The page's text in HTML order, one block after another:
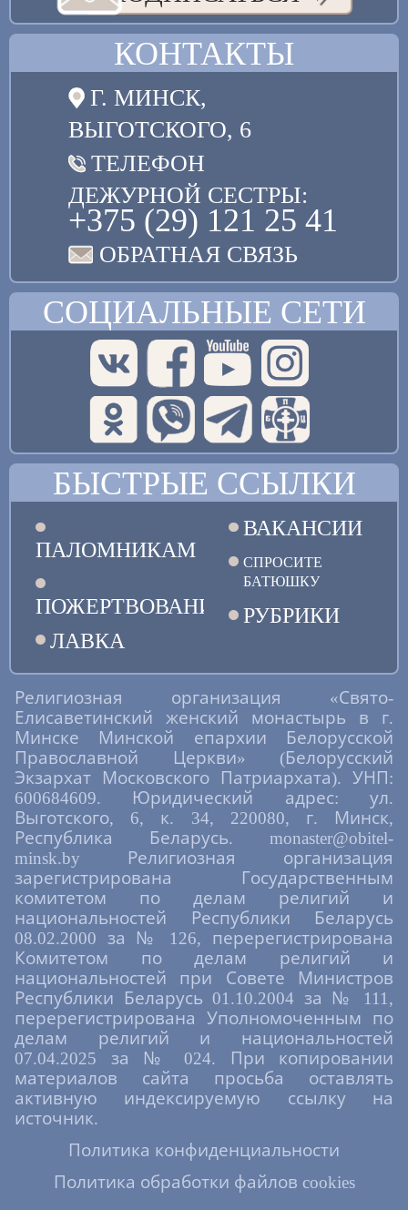
КОНТАКТЫ
Г. МИНСК,
ВЫГОТСКОГО, 6
ТЕЛЕФОН
ДЕЖУРНОЙ СЕСТРЫ:
+375 (29) 121 25 41
ОБРАТНАЯ СВЯЗЬ
СОЦИАЛЬНЫЕ СЕТИ
БЫСТРЫЕ ССЫЛКИ
ПАЛОМНИКАМ
ПОЖЕРТВОВАНИЯ
ЛАВКА
ВАКАНСИИ
СПРОСИТЕ
БАТЮШКУ
РУБРИКИ
Религиозная организация «Свято-
Елисаветинский женский монастырь в г.
Минске Минской епархии Белорусской
Православной Церкви» (Белорусский
Экзархат Московского Патриархата). УНП:
600684609. Юридический адрес: ул.
Выготского, 6, к. 34, 220080, г. Минск,
Республика Беларусь. monaster@obitel-
minsk.by Религиозная организация
зарегистрирована Государственным
комитетом по делам религий и
национальностей Республики Беларусь
08.02.2000 за № 126, перерегистрирована
Комитетом по делам религий и
национальностей при Совете Министров
Республики Беларусь 01.10.2004 за № 111,
перерегистрирована Уполномоченным по
делам религий и национальностей
07.04.2025 за № 024. При копировании
материалов сайта просьба оставлять
активную индексируемую ссылку на
источник.
Политика конфиденциальности
Политика обработки файлов cookies